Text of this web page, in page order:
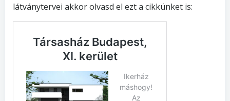
látványtervei akkor olvasd el ezt a cikkünket is: